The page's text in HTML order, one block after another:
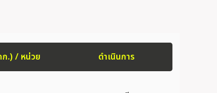
.) / หน่วย ดำเนินการ